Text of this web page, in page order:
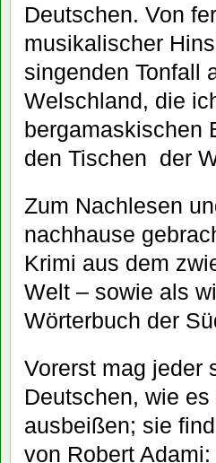
Deutschen. Von
musikalischer
singenden Tonfall
Welschland, die
bergamaskischen
den Tischen der
Zum Nachlesen
nachhause
Krimi aus dem
Welt – sowie als
Wörterbuch der
Vorerst mag jeder
Deutschen, wie
ausbeißen; sie
von Robert Adami: